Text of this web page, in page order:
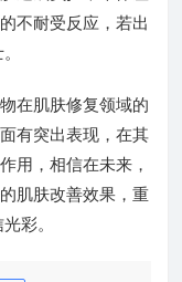
不耐受反应，若出
在肌肤修复领域的
有突出表现，在其
用，相信在未来，
肌肤改善效果，重
彩。